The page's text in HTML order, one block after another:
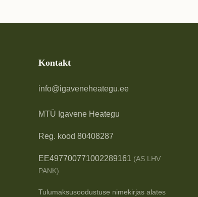
Kontakt
info@igaveneheategu.ee
MTÜ Igavene Heategu
Reg. kood 80408287
EE497700771002289161 (AS LHV
PANK)
Tulumaksusoodustuse nimekirjas alates